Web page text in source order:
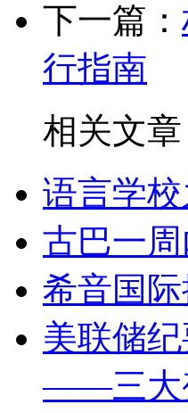
下一篇：
行指南
相关文章
语言学
古巴一
希音国
美联储
——三大